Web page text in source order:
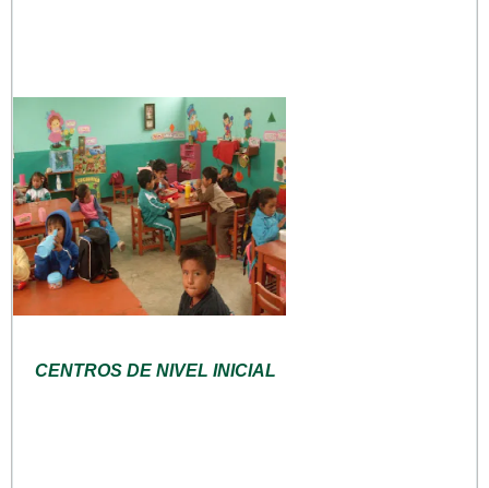
CENTROS DE NIVEL INICIAL